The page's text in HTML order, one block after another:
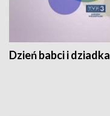
Dzień babci i dziadka